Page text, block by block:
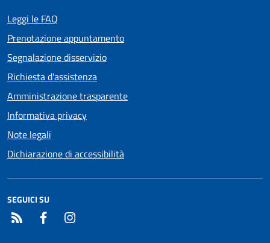
Leggi le FAQ
Prenotazione appuntamento
Segnalazione disservizio
Richiesta d'assistenza
Amministrazione trasparente
Informativa privacy
Note legali
Dichiarazione di accessibilità
SEGUICI SU
RSS Facebook